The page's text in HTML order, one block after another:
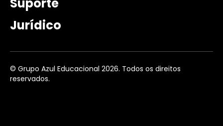
Jurídico
© Grupo Azul Educacional 2026. Todos os direitos
reservados.